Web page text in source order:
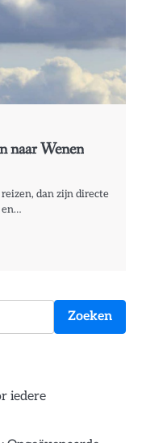
naar Wenen
dan zijn directe
en…
Zoeken
iedere